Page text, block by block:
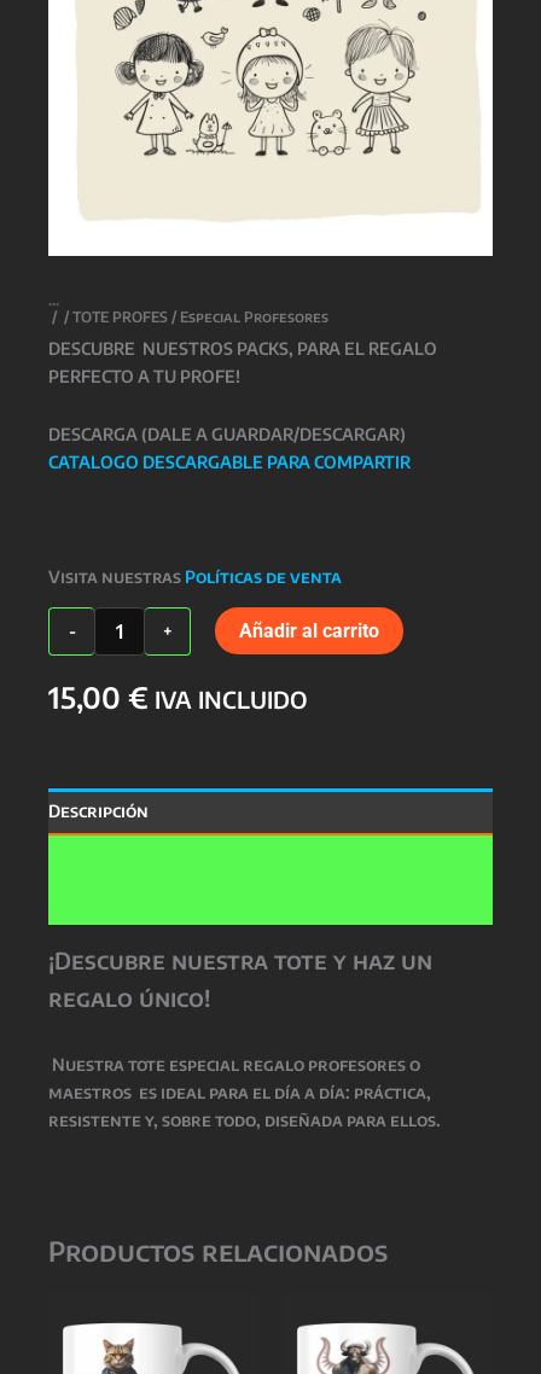
/ / TOTE PROFES / Especial Profesores
DESCUBRE NUESTROS PACKS, PARA EL REGALO
PERFECTO A TU PROFE!
DESCARGA (DALE A GUARDAR/DESCARGAR)
CATALOGO DESCARGABLE PARA COMPARTIR
Visita nuestras Políticas de venta
-
Especial
Profesores
+ Añadir al carrito
15,00 € IVA INCLUIDO
Descripción
¡Descubre nuestra tote y haz un
regalo único!
Nuestratote especial regalo profesores o
maestros es ideal para el día a día: práctica,
resistente y, sobre todo, diseñada para ellos.
Productos relacionados